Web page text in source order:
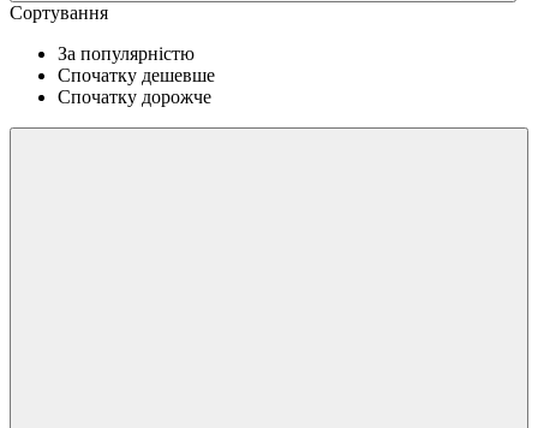
Сортування
За популярністю
Спочатку дешевше
Спочатку дорожче